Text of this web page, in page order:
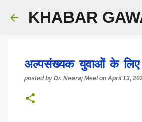
KHABAR
अल्पसंख्यक युवाओं के लिए
posted by Dr. Neeraj Meel on April 13,